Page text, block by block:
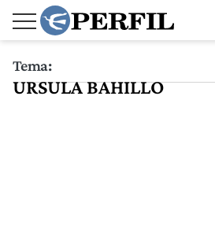
Tema:
URSULA BAHILLO